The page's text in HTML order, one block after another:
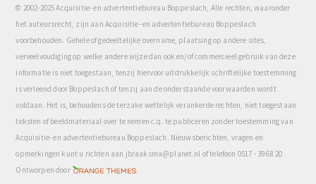
© 2002-2025 Acquisitie- en advertentiebureau Boppeslach, Alle rechten, waaronder
het auteursrecht, zijn aan Acquisitie- en advertentiebureau Boppeslach
voorbehouden. Gehele of gedeeltelijke overname, plaatsing op andere sites,
verveelvoudiging op welke andere wijze dan ook en/of commercieel gebruik van deze
informatie is niet toegestaan, tenzij hiervoor uitdrukkelijk schriftelijke toestemming
is verleend door Boppeslach of tenzij aan de onderstaande voorwaarden wordt
voldaan. Het is, behoudens de terzake wettelijk verankerde rechten, niet toegestaan
teksten of beeldmateriaal over te nemen c.q. te publiceren zonder toestemming van
Acquisitie- en advertentiebureau Boppeslach. Nieuwsberichten, vragen en
opmerkingen kunt u richten aan jbraaksma@planet.nl of telefoon 0517 - 39 68 20
Ontworpen door